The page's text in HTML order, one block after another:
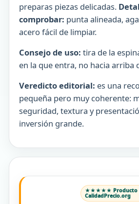
preparas piezas delicadas.
comprobar: punta alineada,
acero fácil de limpiar.
Consejo de uso: tira de la
en la que entra, no hacia arriba
Veredicto editorial: es una
pequeña pero muy coherente:
seguridad, textura y
inversión grande.
★★★★★ Producto
CalidadPrecio.org